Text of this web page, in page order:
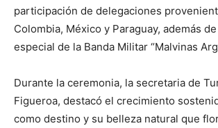
participación de delegaciones
Colombia, México y Paraguay, además
especial de la Banda Militar “Malvinas
Durante la ceremonia, la secretaria de
Figueroa, destacó el crecimiento
como destino y su belleza natural que